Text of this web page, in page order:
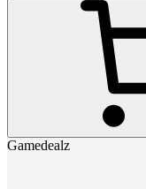
Gamedealz